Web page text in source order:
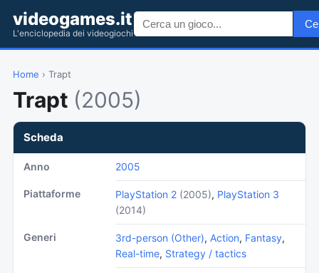
videogames.it
L'enciclopedia dei videogiochi
Home › Trapt
Trapt (2005)
Scheda
Anno 2005
Piattaforme PlayStation 2 (2005), PlayStation 3
(2014)
Generi 3rd-person (Other), Action, Fantasy,
Real-time, Strategy / tactics